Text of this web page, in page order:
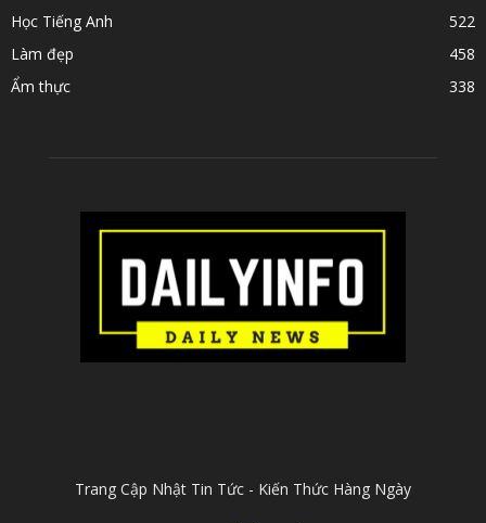
Học Tiếng Anh
522
Làm đẹp
458
Ẩm thực
338
Trang Cập Nhật Tin Tức - Kiến Thức Hàng Ngày